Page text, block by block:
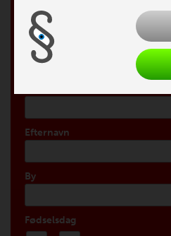
Tilmeld vores nyhedsbrev
Email Adresse
Efternavn
By
Fødselsdag